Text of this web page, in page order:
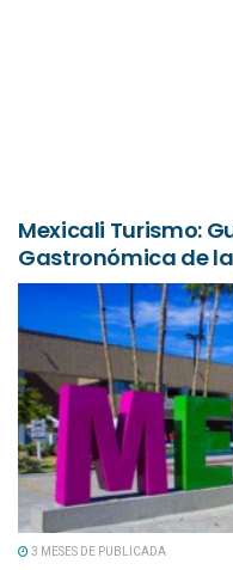
Mexicali Turismo:
Gastronómica de
3 MESES DE PUBLICADA